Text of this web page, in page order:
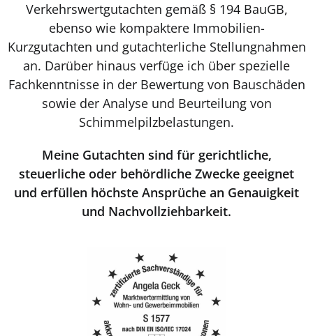
Verkehrswertgutachten gemäß § 194 BauGB,
ebenso wie kompaktere Immobilien-
Kurzgutachten und gutachterliche Stellungnahmen
an. Darüber hinaus verfüge ich über spezielle
Fachkenntnisse in der Bewertung von Bauschäden
sowie der Analyse und Beurteilung von
Schimmelpilzbelastungen.
Meine Gutachten sind für gerichtliche,
steuerliche oder behördliche Zwecke geeignet
und erfüllen höchste Ansprüche an Genauigkeit
und Nachvollziehbarkeit.